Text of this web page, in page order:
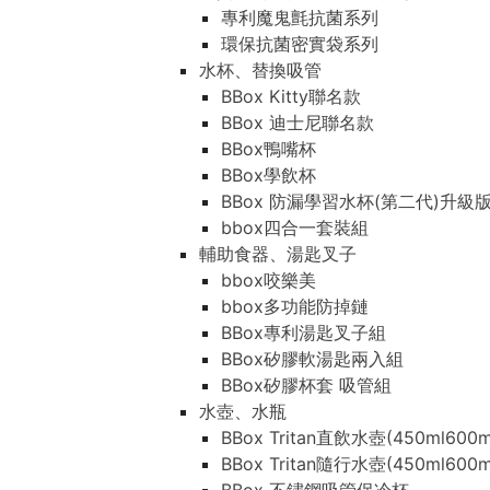
專利魔鬼氈抗菌系列
環保抗菌密實袋系列
水杯、替換吸管
BBox Kitty聯名款
BBox 迪士尼聯名款
BBox鴨嘴杯
BBox學飲杯
BBox 防漏學習水杯(第二代)升級版
bbox四合一套裝組
輔助食器、湯匙叉子
bbox咬樂美
bbox多功能防掉鏈
BBox專利湯匙叉子組
BBox矽膠軟湯匙兩入組
BBox矽膠杯套 吸管組
水壺、水瓶
BBox Tritan直飲水壺
BBox Tritan隨行水壺